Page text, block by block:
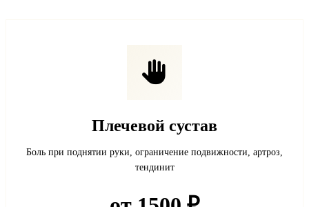
Плечевой сустав
Боль при поднятии руки, ограничение подвижности, артроз,
тендинит